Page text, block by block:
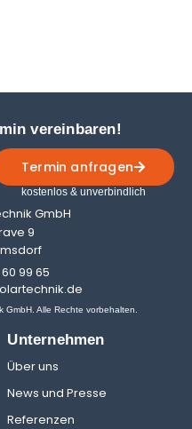
Unternehmen
Über uns
News und Presse
Referenzen
vereinbaren!
Termin anfragen
kostenlos & unverbindlich
GmbH
9
99 65
Alle Rechte vorbehalten.